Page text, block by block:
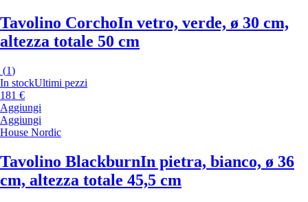
Tavolino CorchoIn vetro, verde, ø 30 cm,
altezza totale 50 cm
(1)
In stockUltimi pezzi
181 €
Aggiungi
Aggiungi
House Nordic
Tavolino BlackburnIn pietra, bianco, ø 36
cm, altezza totale 45,5 cm